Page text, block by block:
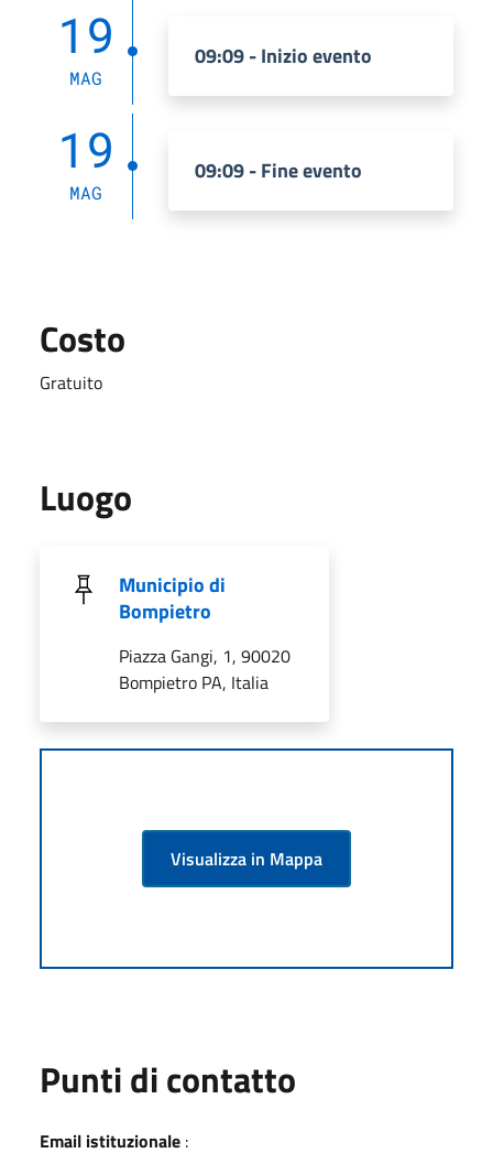
19
MAG
09:09 - Inizio evento
19
MAG
09:09 - Fine evento
Costo
Gratuito
Luogo
Municipio di
Bompietro
Piazza Gangi, 1, 90020
Bompietro PA, Italia
Visualizza in Mappa
Punti di contatto
Email istituzionale :